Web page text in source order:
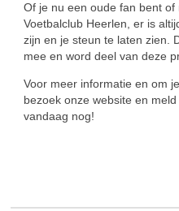
Of je nu een oude fan bent
Voetbalclub Heerlen, er is
zijn en je steun te laten zien.
mee en word deel van deze
Voor meer informatie en om
bezoek onze website en
vandaag nog!